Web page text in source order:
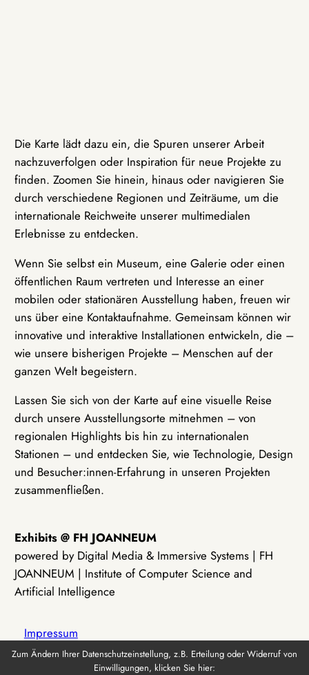
Die Karte lädt dazu ein, die Spuren unserer Arbeit
nachzuverfolgen oder Inspiration für neue Projekte zu
finden. Zoomen Sie hinein, hinaus oder navigieren Sie
durch verschiedene Regionen und Zeiträume, um die
internationale Reichweite unserer multimedialen
Erlebnisse zu entdecken.
Wenn Sie selbst ein Museum, eine Galerie oder einen
öffentlichen Raum vertreten und Interesse an einer
mobilen oder stationären Ausstellung haben, freuen wir
uns über eine Kontaktaufnahme. Gemeinsam können wir
innovative und interaktive Installationen entwickeln, die –
wie unsere bisherigen Projekte – Menschen auf der
ganzen Welt begeistern.
Lassen Sie sich von der Karte auf eine visuelle Reise
durch unsere Ausstellungsorte mitnehmen – von
regionalen Highlights bis hin zu internationalen
Stationen – und entdecken Sie, wie Technologie, Design
und Besucher:innen-Erfahrung in unseren Projekten
zusammenfließen.
Exhibits @ FH JOANNEUM
powered by Digital Media & Immersive Systems | FH
JOANNEUM | Institute of Computer Science and
Artificial Intelligence
Impressum
Zum Ändern Ihrer Datenschutzeinstellung, z.B. Erteilung oder Widerruf von
Einwilligungen, klicken Sie hier: